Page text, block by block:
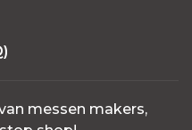
messen makers,